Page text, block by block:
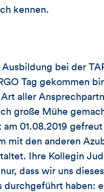
kennen.
bei der
Tag gekommen
aller
große Mühe
01.08.2019
mit den anderen
Ihre Kollegin
dass wir uns
durchgeführt haben: